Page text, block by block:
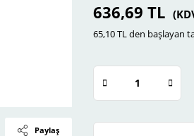
Paylaş
636,69 TL
65,10 TL den başlayan